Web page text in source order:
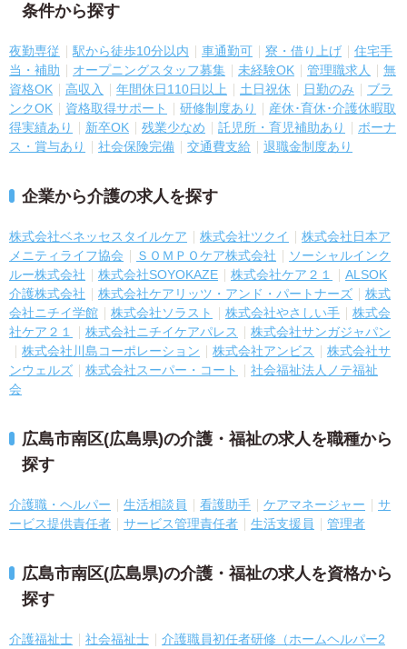
条件から探す
夜勤専従 駅から徒歩10分以内 車通勤可 寮・借り上げ
住宅手
当・補助
オープニングスタッフ募集 未経験OK 管理職求人
無
資格OK
高収入 年間休日110日以上 土日祝休 日勤のみ
ブラ
ンクOK
資格取得サポート 研修制度あり
産休･育休･介護休暇取
得実績あり
新卒OK 残業少なめ 託児所・育児補助あり
ボーナ
ス・賞与あり
社会保険完備 交通費支給 退職金制度あり
企業から介護の求人を探す
株式会社ベネッセスタイルケア 株式会社ツクイ
株式会社日本ア
メニティライフ協会
ＳＯＭＰＯケア株式会社
ソーシャルインク
ルー株式会社
株式会社SOYOKAZE 株式会社ケア２１
ALSOK
介護株式会社
株式会社ケアリッツ・アンド・パートナーズ
株式
会社ニチイ学館
株式会社ソラスト 株式会社やさしい手
株式会
社ケア２１
株式会社ニチイケアパレス
株式会社サンガジャパン
株式会社川島コーポレーション
株式会社アンビス
株式会社サ
ンウェルズ
株式会社スーパー・コート
社会福祉法人ノテ福祉
会
広島市南区(広島県)の介護・福祉の求人を職種から
探す
介護職・ヘルパー 生活相談員 看護助手 ケアマネージャー
サ
ービス提供責任者
サービス管理責任者 生活支援員 管理者
広島市南区(広島県)の介護・福祉の求人を資格から
探す
介護福祉士 社会福祉士
介護職員初任者研修（ホームヘルパー2